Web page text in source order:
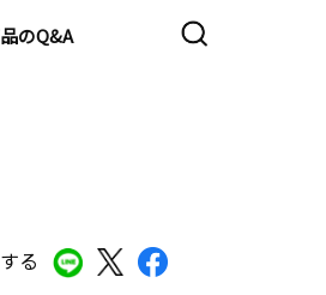
のQ&A
る